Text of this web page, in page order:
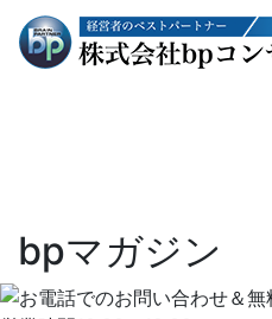
bpマガジン